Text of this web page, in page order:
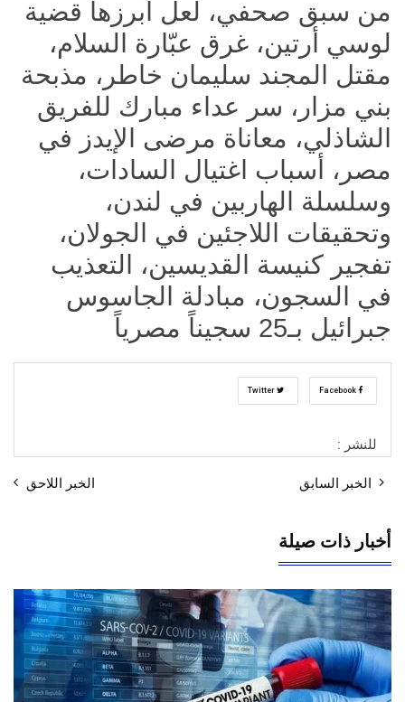
من سبق صحفي، لعل أبرزها قضية
لوسي أرتين، غرق عبّارة السلام،
مقتل المجند سليمان خاطر، مذبحة
بني مزار، سر عداء مبارك للفريق
الشاذلي، معاناة مرضى الإيدز في
مصر، أسباب اغتيال السادات،
وسلسلة الهاربين في لندن،
وتحقيقات اللاجئين في الجولان،
تفجير كنيسة القديسين، التعذيب
في السجون، مبادلة الجاسوس
جبرائيل بـ25 سجيناً مصرياً
للنشر :
الخبر السابق الخبر اللاحق
أخبار ذات صيلة